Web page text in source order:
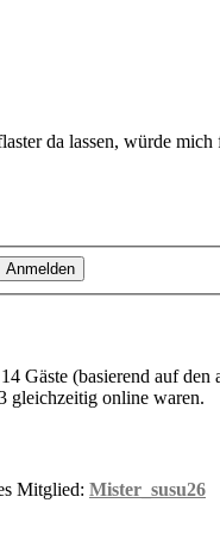
da lassen, würde mich
Gäste (basierend auf
gleichzeitig online waren.
Mitglied: Mister_susu26